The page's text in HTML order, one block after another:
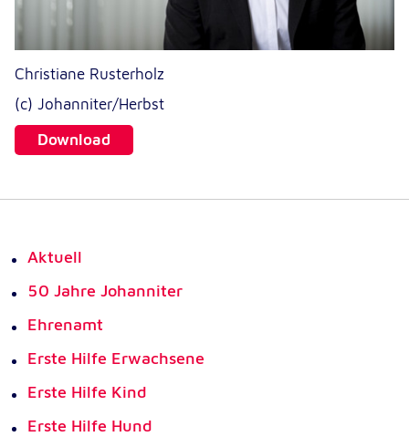
Christiane Rusterholz
(c) Johanniter/Herbst
Download
Aktuell
50 Jahre Johanniter
Ehrenamt
Erste Hilfe Erwachsene
Erste Hilfe Kind
Erste Hilfe Hund